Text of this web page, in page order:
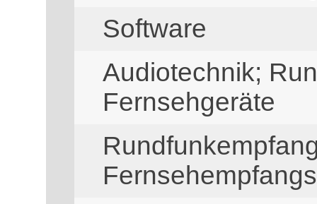
Software
Audiotechnik;
Fernsehgeräte